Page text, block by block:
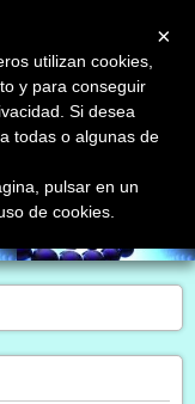
terapia quántica
×
utilizan cookies,
y para conseguir
Si desea
todas o algunas de
pulsar en un
de cookies.